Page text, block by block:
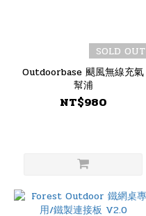
SOLD OUT
Outdoorbase 颶風無線充氣
幫浦
NT$980